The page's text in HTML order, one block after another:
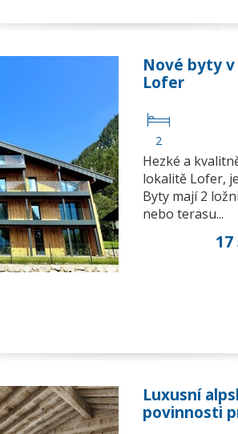
Nové byty
Lofer
2
Hezké a
lokalitě Lofer,
Byty mají 2
nebo terasu...
17
Luxusní
povinnosti